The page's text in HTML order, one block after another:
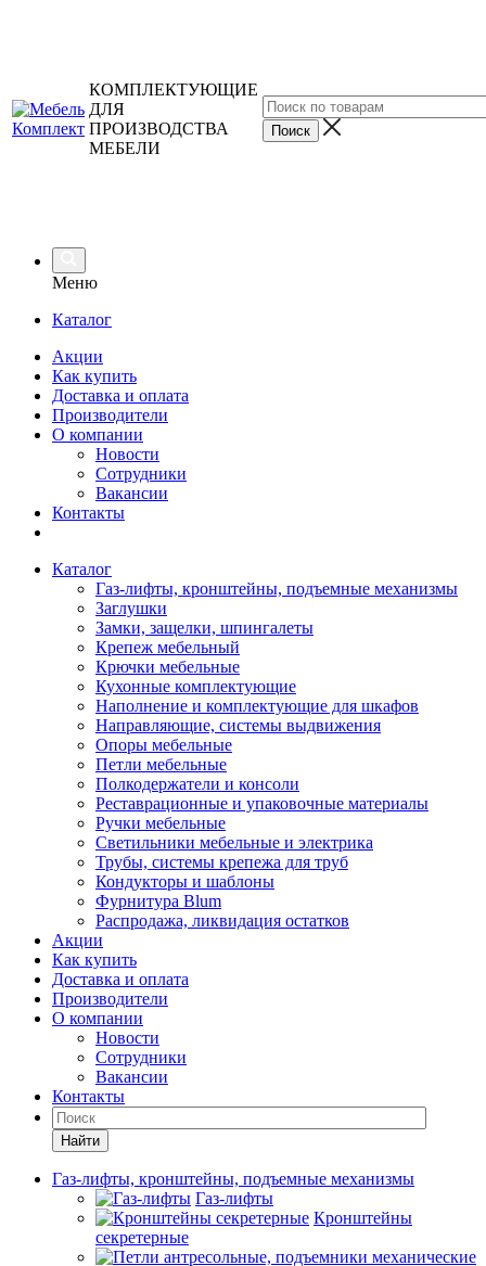
КОМПЛЕКТУЮЩИЕ
ДЛЯ
ПРОИЗВОДСТВА
МЕБЕЛИ
Меню
Каталог
Акции
Как купить
Доставка и оплата
Производители
О компании
Новости
Сотрудники
Вакансии
Контакты
Каталог
Газ-лифты, кронштейны, подъемные механизмы
Заглушки
Замки, защелки, шпингалеты
Крепеж мебельный
Крючки мебельные
Кухонные комплектующие
Наполнение и комплектующие для шкафов
Направляющие, системы выдвижения
Опоры мебельные
Петли мебельные
Полкодержатели и консоли
Реставрационные и упаковочные материалы
Ручки мебельные
Светильники мебельные и электрика
Трубы, системы крепежа для труб
Кондукторы и шаблоны
Фурнитура Blum
Распродажа, ликвидация остатков
Акции
Как купить
Доставка и оплата
Производители
О компании
Новости
Сотрудники
Вакансии
Контакты
Найти
Газ-лифты, кронштейны, подъемные механизмы
Газ-лифты
Кронштейны
секретерные